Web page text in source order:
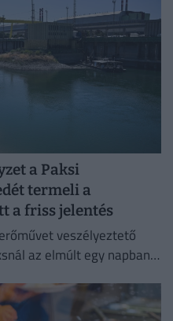
a Paksi
termeli a
a friss jelentés
veszélyeztető
az elmúlt egy napban